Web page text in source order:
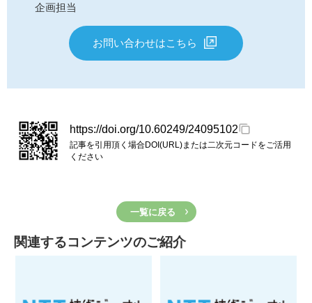
企画担当
お問い合わせはこちら
https://doi.org/10.60249/24095102
記事を引用頂く場合DOI(URL)または二次元コードをご活用
ください
一覧に戻る
関連するコンテンツのご紹介